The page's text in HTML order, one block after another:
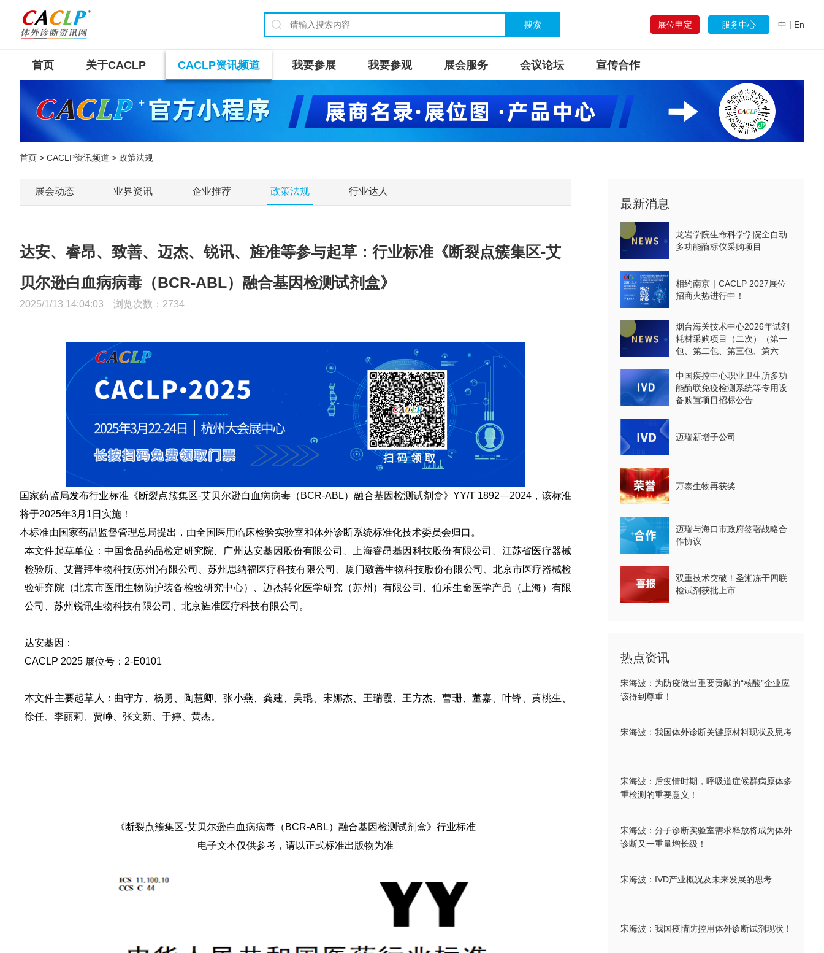
搜索 展位申定 服务中心 中 | En
首页 关于CACLP CACLP资讯频道 我要参展 我要参观 展会服务 会议论坛 宣传合作
首页 > CACLP资讯频道 > 政策法规
展会动态 业界资讯 企业推荐 政策法规 行业达人
达安、睿昂、致善、迈杰、锐讯、旌准等参与起草：行业标准《断裂点簇集区-艾
贝尔逊白血病病毒（BCR-ABL）融合基因检测试剂盒》
2025/1/13 14:04:03 浏览次数： 2734
国家药监局发布行业标准《断裂点簇集区-艾贝尔逊白血病病毒（BCR-ABL）融合基因检测试剂盒》YY/T 1892—2024， 该标准
将于2025年3月1日 实施！
本标准由国家药品监督管理总局提出，由全国医用临床检验实验室和体外诊断系统标准化技术委员会归口。
本文件起草单位： 中国食品药品检定研究院、 广州达安基因股份有限公司、 上海睿昂基因科技股份有限公司
、江苏省医疗器械
检验所、艾普拜生物科技(苏州)有限公司 苏州思纳福医疗科技有限公司 厦门致善生物科技股份有限公司
北京市医疗器械检
验研究院（北京市医用生物防护装备检验研究中心）、迈杰转化医学研究（苏州）有限公司 、伯乐生命医学产品（上海）有限
公司
苏州锐讯生物科技有限公司 北京旌准医疗科技有限公司 。
达安基因：
CAC LP 2025 展位号： 2-E0101
本文件主要起草人： 曲守方、杨勇、陶慧卿、张小燕、龚建、吴琨、宋娜杰、王瑞霞、王方杰、曹珊、董嘉、叶锋、黄桃生、
徐任、李丽莉、贾峥、张文新、于婷、黄杰。
《断裂点簇集区-艾贝尔逊白血病病毒（BCR-ABL）融合基因检测试剂盒》 行业标准
电子文本仅供参考，请以正式标准出版物为准
最新消息
龙岩学院生命科学学院全自动
多功能酶标仪采购项目
相约南京｜CACLP 2027展位
招商火热进行中！
烟台海关技术中心2026年试剂
耗材采购项目（二次）（第一
包、第二包、第三包、第六
标公告
中国疾控中心职业卫生所多功
能酶联免疫检测系统等专用设
备购置项目招标公告
迈瑞新增子公司
万泰生物再获奖
迈瑞与海口市政府签署战略合
作协议
双重技术突破！圣湘冻干四联
检试剂获批上市
热点资讯
宋海波：为防疫做出重要贡献的“核酸”企业应
该得到尊重！
宋海波：我国体外诊断关键原材料现状及思考
宋海波：后疫情时期，呼吸道症候群病原体多
重检测的重要意义！
宋海波：分子诊断实验室需求释放将成为体外
诊断又一重量增长级！
宋海波：IVD产业概况及未来发展的思考
宋海波：我国疫情防控用体外诊断试剂现状！